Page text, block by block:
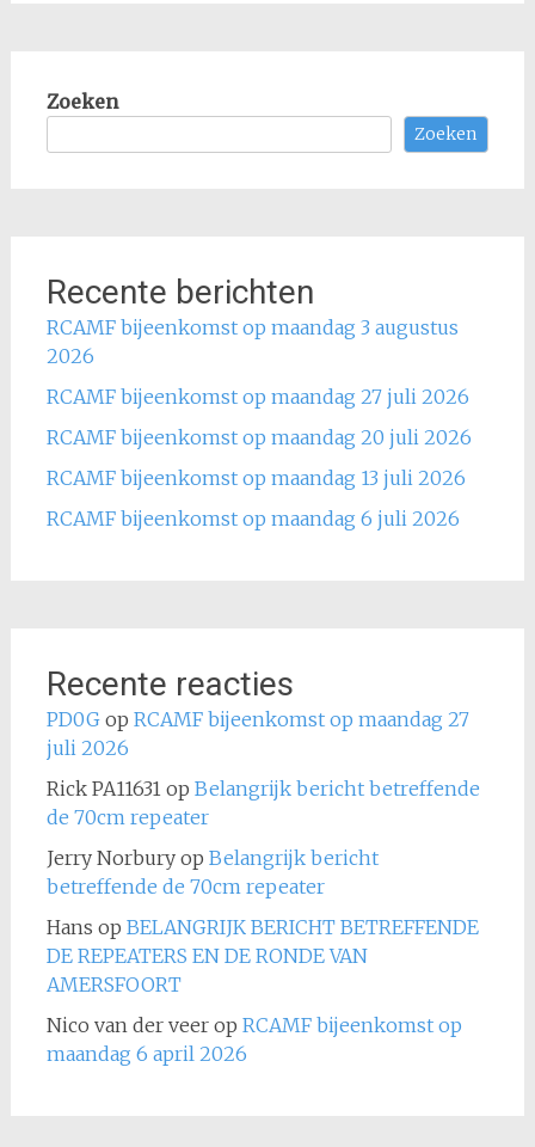
Zoeken
Zoeken
Recente berichten
RCAMF bijeenkomst op maandag 3 augustus
2026
RCAMF bijeenkomst op maandag 27 juli 2026
RCAMF bijeenkomst op maandag 20 juli 2026
RCAMF bijeenkomst op maandag 13 juli 2026
RCAMF bijeenkomst op maandag 6 juli 2026
Recente reacties
PD0Gop RCAMF bijeenkomst op maandag 27
juli 2026
Rick PA11631 op Belangrijk bericht betreffende
de 70cm repeater
Jerry Norburyop Belangrijk bericht
betreffende de 70cm repeater
Hans op BELANGRIJK BERICHT BETREFFENDE
DE REPEATERS EN DE RONDE VAN
AMERSFOORT
Nico van der veerop RCAMF bijeenkomst op
maandag 6 april 2026